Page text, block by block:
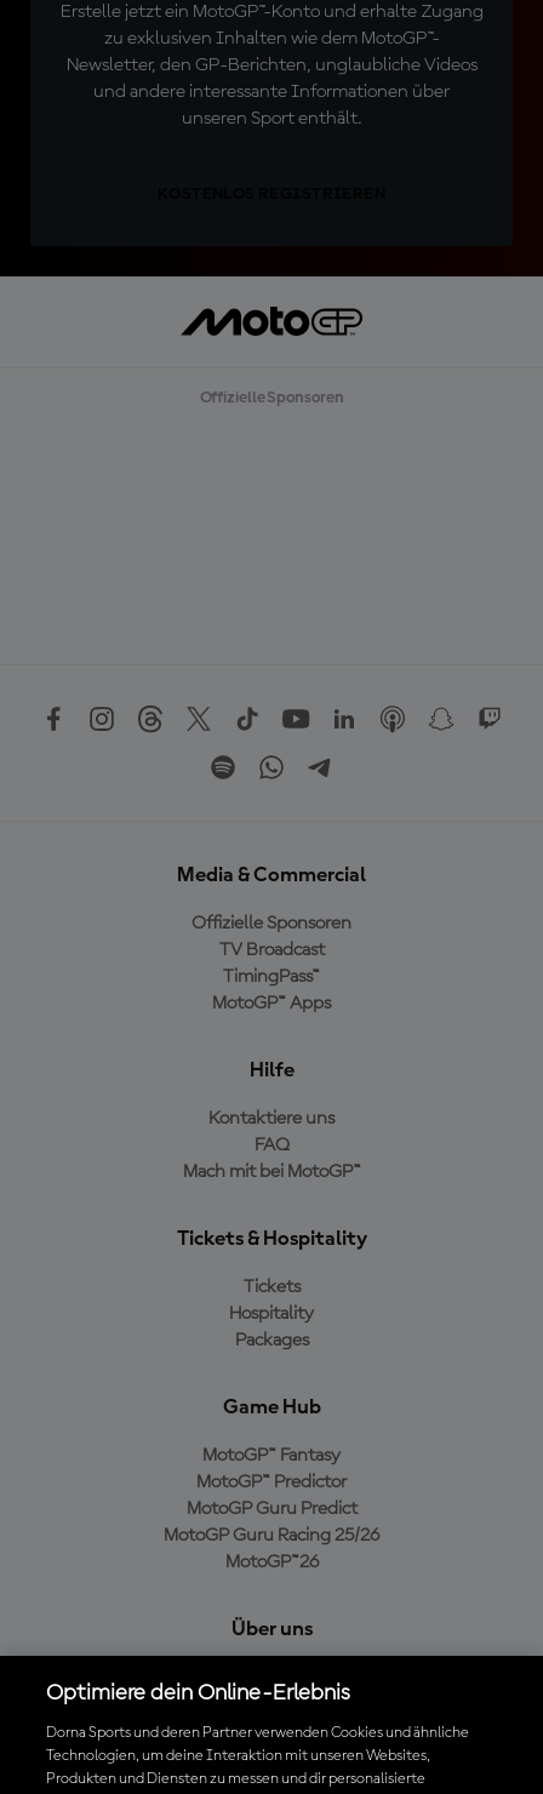
Erstelle jetzt ein MotoGP™-Konto und erhalte Zugang
zu exklusiven Inhalten wie dem MotoGP™-
Newsletter, den GP-Berichten, unglaubliche Videos
und andere interessante Informationen über
unseren Sport enthält.
Offizielle Sponsoren
Media & Commercial
Offizielle Sponsoren
TV Broadcast
TimingPass™
MotoGP™ Apps
Hilfe
Kontaktiere uns
FAQ
Mach mit bei MotoGP™
Tickets & Hospitality
Tickets
Hospitality
Packages
Game Hub
MotoGP™ Fantasy
MotoGP™ Predictor
MotoGP Guru Predict
MotoGP Guru Racing 25/26
MotoGP™26
Über uns
Cookie-Richtlinien
Geschäftsbedingungen
Datenschutzrichtlinien
Kaufrichtlinie
Optimiere dein Online-Erlebnis
Dorna Sports und deren Partner verwenden Cookies und ähnliche
Technologien, um deine Interaktion mit unseren Websites,
Produkten und Diensten zu messen und dir personalisierte